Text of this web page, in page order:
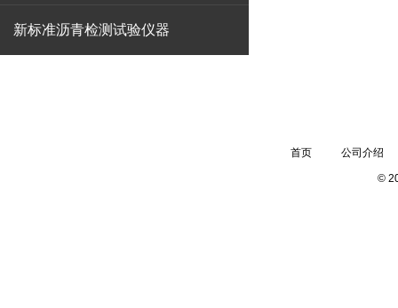
新标准沥青检测试验仪器
首页 公司介绍
©